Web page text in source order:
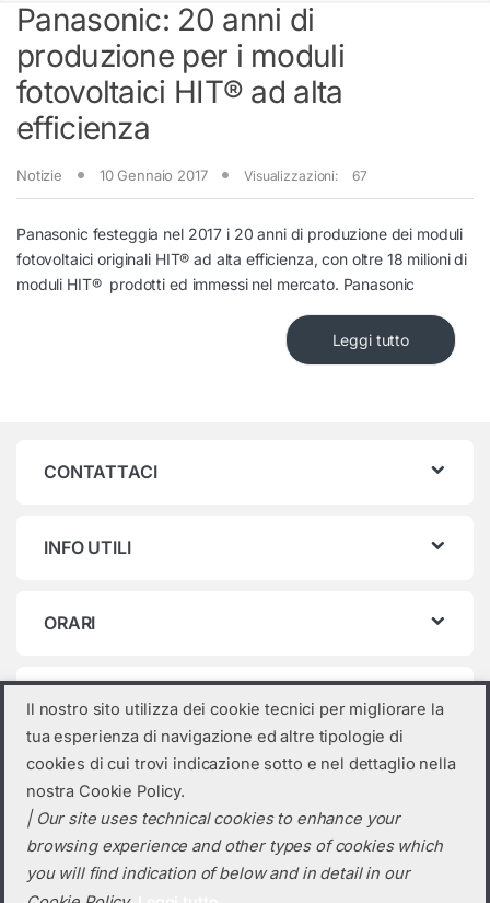
Panasonic: 20 anni di
produzione per i moduli
fotovoltaici HIT® ad alta
efficienza
Notizie 10 Gennaio 2017 Visualizzazioni: 67
Panasonic festeggia nel 2017 i 20 anni di produzione dei moduli
fotovoltaici originali HIT® ad alta efficienza, con oltre 18 milioni di
moduli HIT® prodotti ed immessi nel mercato. Panasonic
Leggi tutto
CONTATTACI
INFO UTILI
ORARI
Categorie prodotto
Seleziona una categoria
Il nostro sito utilizza dei cookie tecnici per migliorare la
tua esperienza di navigazione ed altre tipologie di
cookies di cui trovi indicazione sotto e nel dettaglio nella
nostra Cookie Policy.
| Our site uses technical cookies to enhance your
browsing experience and other types of cookies which
you will find indication of below and in detail in our